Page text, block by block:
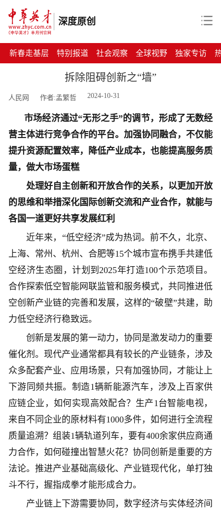
深度原创
新春走基层 特别报道 社会观察 全球视野 独家专访
拆除阻碍创新之“墙”
人民网 作者:孟繁哲 2024-10-31
市场经济通过“无形之手”的调节，形成了无数经
营主体进行竞争合作的平台。加强协同融合，不仅能
提升资源配置效率，降低产业成本，也能提高服务质
量，做大市场蛋糕
处理好自主创新和开放合作的关系，以更加开放
的思维和举措深化国际创新交流和产业合作，就能与
各国一道更好共享发展红利
近年来，“低空经济”成为热词。前不久，北京、
上海、常州、杭州、合肥等15个城市宣布携手共建低
空经济生态圈，计划到2025年打造100个示范项目。
合作探索低空智能网联监管和服务模式，共同推进低
空创新产业链的完善和发展，这样的“破壁”共建，助
力低空经济行稳致远。
创新是发展的第一动力，协同是激发动力的重要
催化剂。现代产业通常都具有较长的产业链条，涉及
众多配套产业、应用场景，只有加强协同，才能让上
下游同频共振。制造1辆新能源汽车，涉及上百家供
应链企业，如何实现高效配合？生产1台智能电视，
来自不同企业的原材料有1000多件，如何进行全流程
质量追溯？组装1辆轨道列车，要有400余家供应商通
力合作，如何碰撞出智慧火花？协同创新是重要的方
法论。推进产业基础高级化、产业链现代化，单打独
斗不行，握指成拳才能形成合力。
产业链上下游需要协同，数字经济与实体经济间